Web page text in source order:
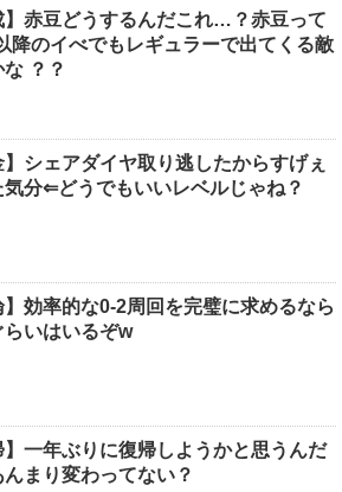
】赤豆どうするんだこれ…？赤豆って
降のイべでもレギュラーで出てくる敵
？？
】シェアダイヤ取り逃したからすげぇ
気分⇐どうでもいいレベルじゃね？
】効率的な0-2周回を完璧に求めるなら
らいはいるぞw
】一年ぶりに復帰しようかと思うんだ
んまり変わってない？